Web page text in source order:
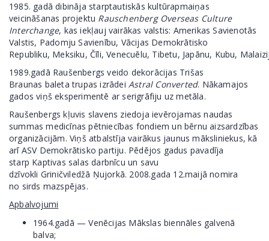
1985. gadā dibināja starptautiskās kultūrapmaiņas
veicināšanas projektu Rauschenberg Overseas Culture
Interchange, kas iekļauj vairākas valstis: Amerikas Savienotās
Valstis, Padomju Savienību, Vācijas Demokrātisko
Republiku, Meksiku, Čīli, Venecuēlu, Tibetu, Japānu, Kubu,
1989.gadā Raušenbergs veido dekorācijas Trišas
Braunas baleta trupas izrādei Astral Converted. Nākamajos
gados viņš eksperimentē ar serigrāfiju uz metāla.
Raušenbergs kļuvis slavens ziedoja ievērojamas naudas
summas medicīnas pētniecības fondiem un bērnu aizsardzības
organizācijām. Viņš atbalstīja vairākus jaunus māksliniekus, kā
arī ASV Demokrātisko partiju. Pēdējos gadus pavadīja
starp Kaptivas salas darbnīcu un savu
dzīvokli Griničviledžā Ņujorkā. 2008.gada 12.maijā nomira
no sirds mazspējas.
Apbalvojumi
1964.gadā — Venēcijas Mākslas biennāles galvenā
balva;